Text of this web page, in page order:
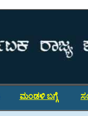
ಮಂಡಳಿ ಬಗ್ಗೆ